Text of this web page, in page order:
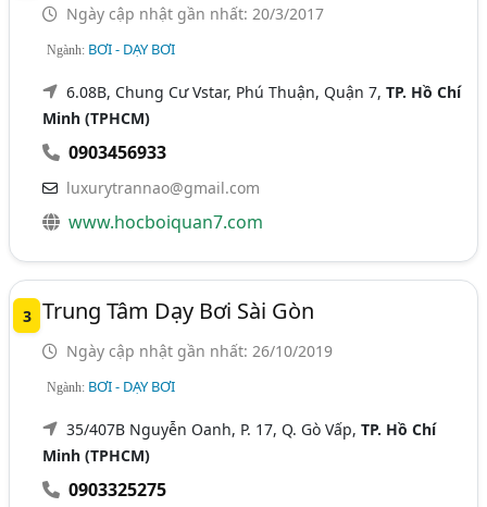
Ngày cập nhật gần nhất: 20/3/2017
Ngành: BƠI - DẠY BƠI
6.08B, Chung Cư Vstar, Phú Thuận, Quận 7,TP. Hồ Chí
Minh (TPHCM)
0903456933
luxurytrannao@gmail.com
www.hocboiquan7.com
3 Trung Tâm Dạy Bơi Sài Gòn
Ngày cập nhật gần nhất: 26/10/2019
Ngành: BƠI - DẠY BƠI
35/407B Nguyễn Oanh, P. 17, Q. Gò Vấp,TP. Hồ Chí
Minh (TPHCM)
0903325275